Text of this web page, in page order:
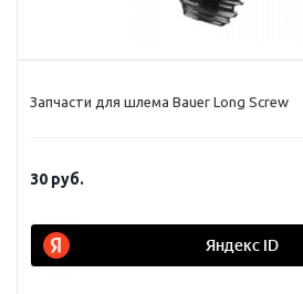
Запчасти для шлема Bauer Long Screw
30 руб.